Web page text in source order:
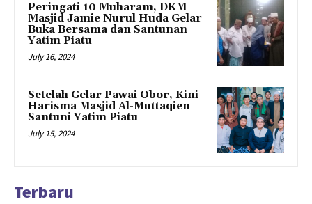
Peringati 10 Muharam, DKM
Masjid Jamie Nurul Huda Gelar
Buka Bersama dan Santunan
Yatim Piatu
July 16, 2024
Setelah Gelar Pawai Obor, Kini
Harisma Masjid Al-Muttaqien
Santuni Yatim Piatu
July 15, 2024
Terbaru